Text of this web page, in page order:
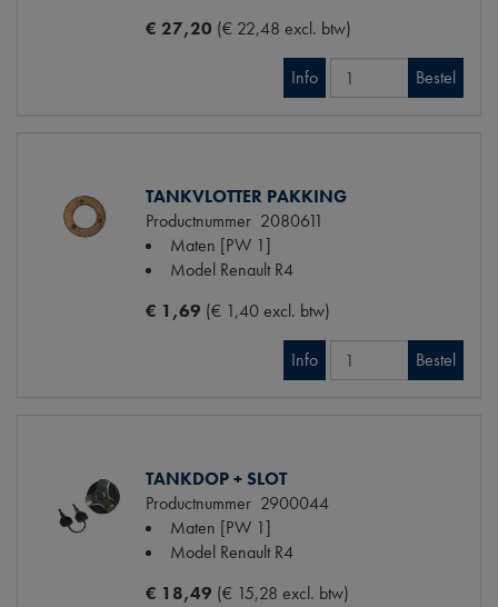
€ 27,20 (€ 22,48 excl. btw)
Info Bestel
TANKVLOTTER PAKKING
Productnummer 2080611
Maten [PW 1]
Model Renault R4
€ 1,69 (€ 1,40 excl. btw)
Info Bestel
TANKDOP + SLOT
Productnummer 2900044
Maten [PW 1]
Model Renault R4
€ 18,49 (€ 15,28 excl. btw)